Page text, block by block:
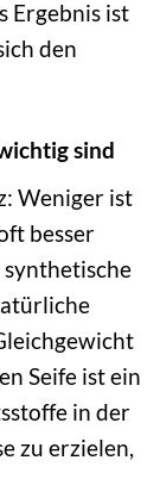
Ergebnis ist
den
sind
Weniger ist
besser
Seife ist ein
in der
zu erzielen,